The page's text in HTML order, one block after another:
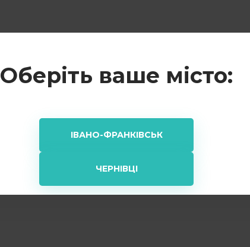
Оберіть ваше місто:
ІВАНО-ФРАНКІВСЬК
ЧЕРНІВЦІ